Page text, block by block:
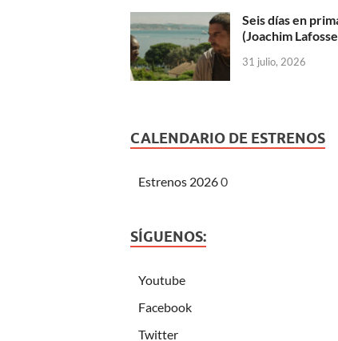
Seis días en
(Joachim
31 julio, 2026
CALENDARIO DE ESTRENOS
Estrenos 20260
SÍGUENOS:
Youtube
Facebook
Twitter